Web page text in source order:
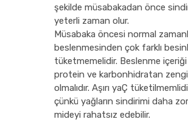
şekilde müsabakadan önce
yeterli zaman olur.
Müsabaka öncesi normal
beslenmesinden çok farklı
tüketmemelidir. Beslenme içeriği
protein ve karbonhidratan
olmalıdır. Aşırı yaÇ
çünkü yağların sindirimi daha
mideyi rahatsız edebilir.